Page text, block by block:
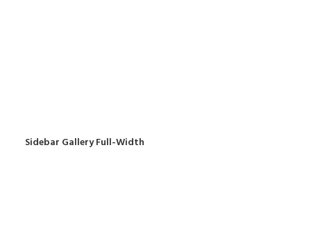
Sidebar Gallery Full-Width